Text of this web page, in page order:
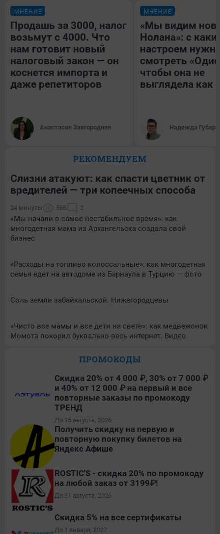
МНЕНИЕ
Продашь за 3000, налог
возьмут с 4000. Что
нам готовит новый
налоговый закон — он
коснется импорта и
даже репетиторов
Анастасия Завгородняя
МНЕНИЕ
«Мы видим
Нолана»: с
настроем
смотреть
чтобы она не
выглядела как
Надежда Губарь
РЕКОМЕНДУЕМ
Слизни атакуют: как спасти цветник от
вредителей — три копеечных способа
24 минуты 566 2
«Мы начали в самое нестабильное время»: как
многодетная мама из Архангельска создала свой
бизнес
«Расходы на топливо колоссальные»: как многодетная
семья едет на автодоме из Барнаула в Турцию — фото
Соль земли забайкальской. Нижегородцевы
«Чисто все мамы и все дети на свете»: как медвежонок
Момота покорил буквально весь интернет. Видео
ПРОМОКОДЫ
Скидка 20% от 4 000 ₽, 30% от 7 000 ₽
и 40% от 12 000 ₽ на первый и все
повторные заказы по промокоду
ТРЕНД
До 15 августа, 2026
Получить скидку на первую и
повторную покупку билетов на
Яндекс Афише
ROSTIC'S - скидка 20% по промокоду
на любой заказ от 3199₽!
До 31 августа, 2026
Скидка 5% на все сертификаты
До 1 января, 2027